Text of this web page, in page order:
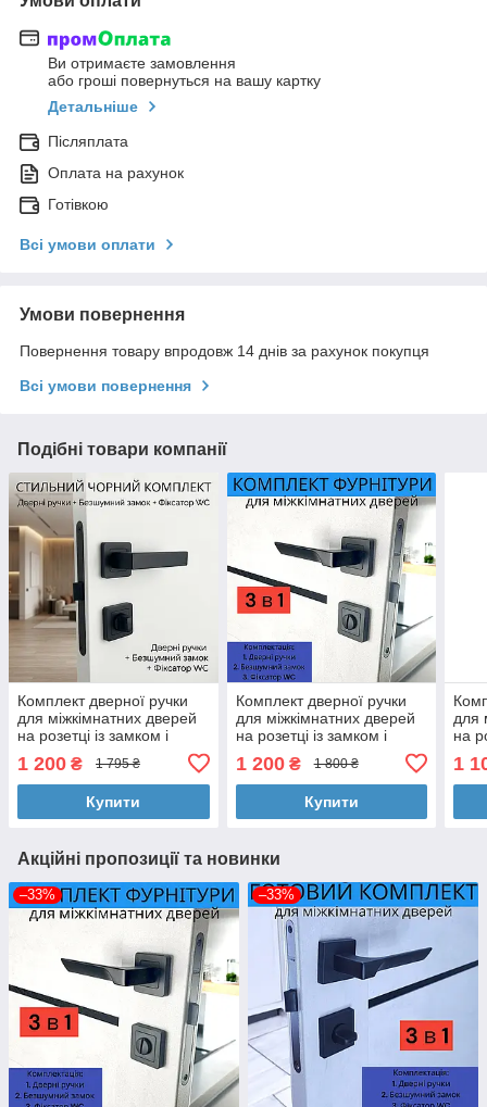
Ви отримаєте замовлення
або гроші повернуться на вашу картку
Детальніше
Післяплата
Оплата на рахунок
Готівкою
Всі умови оплати
Умови повернення
Повернення товару впродовж 14 днів за рахунок покупця
Всі умови повернення
Подібні товари компанії
Комплект дверної ручки
для міжкімнатних дверей
на розетці із замком і
клямкою TRION FLASH Z-
74 Black чорний
1 200 ₴ 1 795 ₴
Купити
Комплект дверної ручки
для міжкімнатних дверей
на розетці із замком і
клямкою TRION CAPRI Z-
74 Black чорний
1 200₴ 1 800 ₴
Купити
для
на
AL-
1
Акційні пропозиції та новинки
–33% –33%